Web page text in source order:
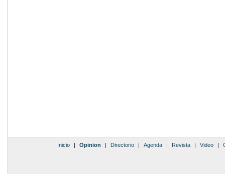
Inicio | Opinion | Directorio | Agenda | Revista | Video |